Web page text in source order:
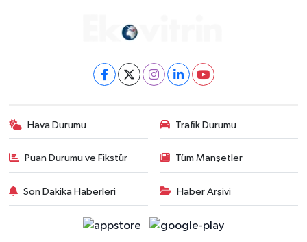
Hava Durumu Trafik Durumu
Puan Durumu ve Fikstür Tüm Manşetler
Son Dakika Haberleri Haber Arşivi